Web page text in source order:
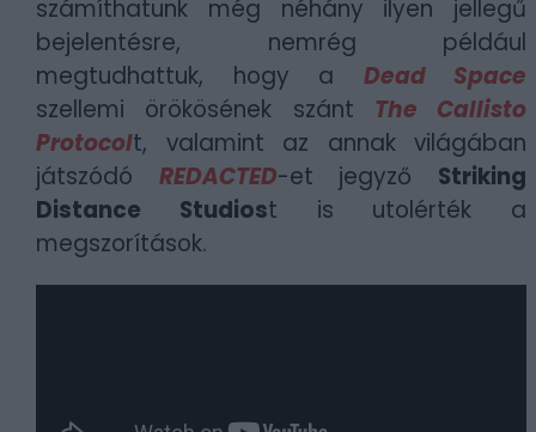
számíthatunk még néhány ilyen jellegű
bejelentésre, nemrég például
megtudhattuk, hogy a Dead Space
szellemi örökösének szánt The Callisto
Protocolt, valamint az annak világában
játszódó REDACTED-et jegyző Striking
Distance Studiost is utolérték a
megszorítások.